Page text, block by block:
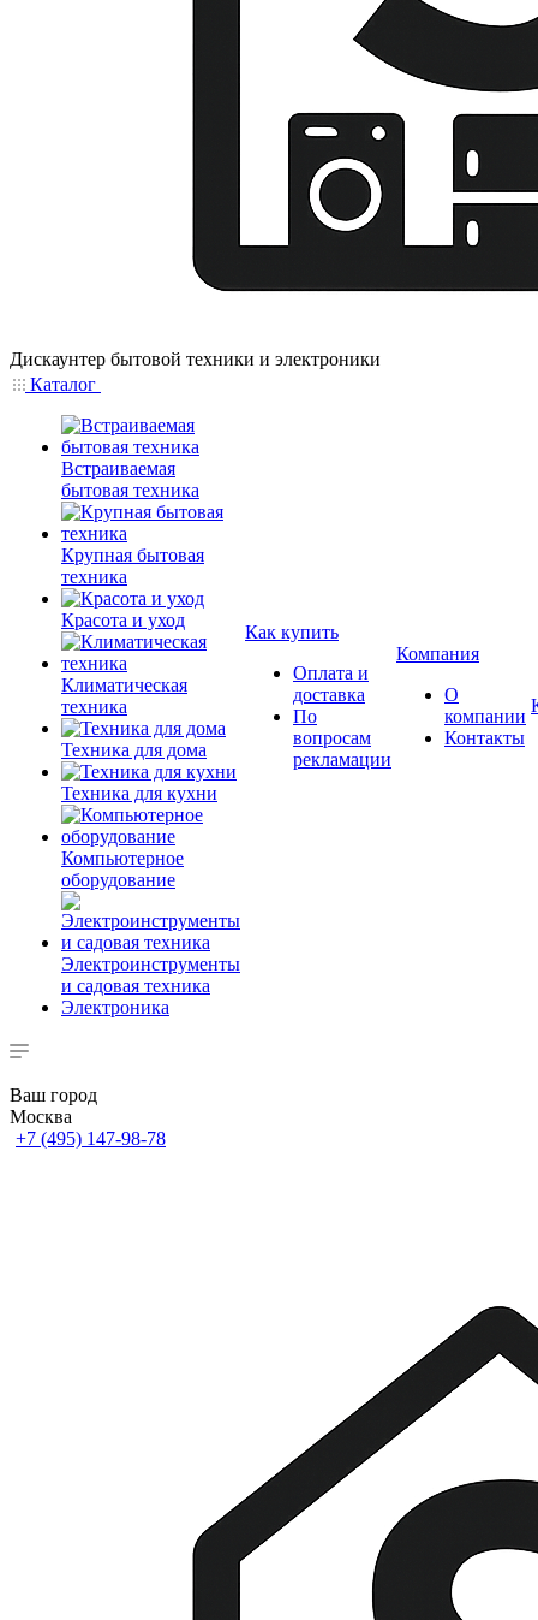
Дискаунтер бытовой техники и электроники
Каталог
Встраиваемая
бытовая техника
Крупная бытовая
техника
Красота и уход
Климатическая
техника
Техника для дома
Техника для кухни
Компьютерное
оборудование
Электроинструменты
и садовая техника
Электроника
Как купить
Оплата и
доставка
По
вопросам
рекламации
Компания
О
компании
Контакты
Ваш город
Москва
+7 (495) 147-98-78